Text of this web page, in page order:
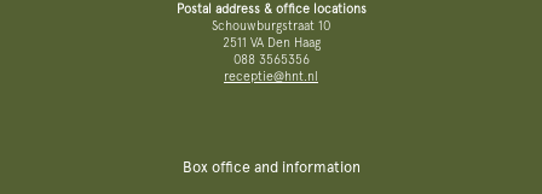
Postal address & office locations
Schouwburgstraat 10
2511 VA Den Haag
088 3565356
receptie@hnt.nl
Box office and information